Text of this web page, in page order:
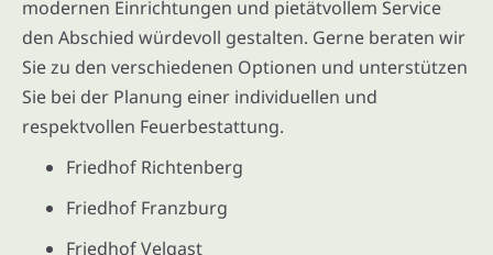
modernen Einrichtungen und pietätvollem Service
den Abschied würdevoll gestalten. Gerne beraten wir
Sie zu den verschiedenen Optionen und unterstützen
Sie bei der Planung einer individuellen und
respektvollen Feuerbestattung.
Friedhof Richtenberg
Friedhof Franzburg
Friedhof Velgast